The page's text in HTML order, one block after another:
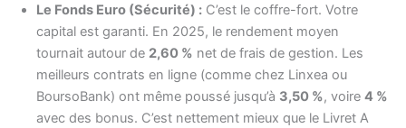
Le Fonds Euro (Sécurité) : C’est le coffre-fort. Votre
capital est garanti. En 2025, le rendement moyen
tournait autour de 2,60 % net de frais de gestion. Les
meilleurs contrats en ligne (comme chez Linxea ou
BoursoBank) ont même poussé jusqu’à 3,50 %, voire 4 %
avec des bonus. C’est nettement mieux que le Livret A